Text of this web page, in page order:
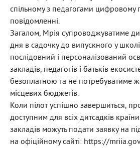
спільному з педагогами цифровому
повідомленні.
Загалом, Мрія супроводжуватиме
дня в садочку до випускного у
послідовний і персоналізований
закладів, педагогів і батьків
безоплатною та не потребуватиме
місцевих бюджетів.
Коли пілот успішно завершиться,
доступним для всіх дитсадків країни.
закладів можуть подати заявку на
на офіційному сайті: https://